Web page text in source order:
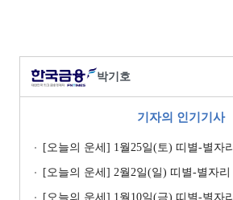
박기호
기자의 인기기사
[오늘의 운세] 1월25일(토) 띠별-별자리
[오늘의 운세] 2월2일(일) 띠별-별자리
[오늘의 운세] 1월10일(금) 띠별-별자리